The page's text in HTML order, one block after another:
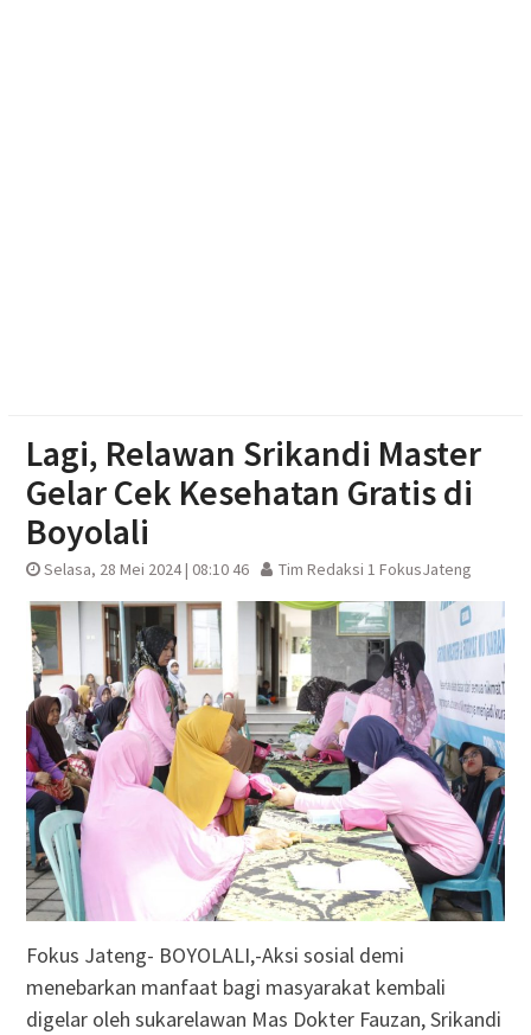
Lagi, Relawan Srikandi Master
Gelar Cek Kesehatan Gratis di
Boyolali
Selasa, 28 Mei 2024 | 08:10 46 Tim Redaksi 1 FokusJateng
Fokus Jateng- BOYOLALI,-Aksi sosial demi
menebarkan manfaat bagi masyarakat kembali
digelar oleh sukarelawan Mas Dokter Fauzan, Srikandi